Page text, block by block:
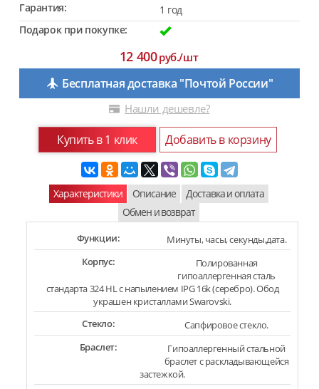
Гарантия:
1 год
Подарок при покупке:
12 400руб./шт
Бесплатная доставка "Почтой России"
Нашли дешевле?
Купить в 1 клик Добавить в корзину
Характеристики Описание
Доставка и оплата
Обмен и возврат
Функции:
Минуты, часы, секунды,дата.
Корпус:
Полированная
гипоаллергенная сталь
стандарта 324 HL с напылением IPG 16k (серебро). Обод
украшен кристаллами Swarovski.
Стекло:
Сапфировое стекло.
Браслет:
Гипоаллергенный стальной
браслет с раскладывающейся
застежкой.